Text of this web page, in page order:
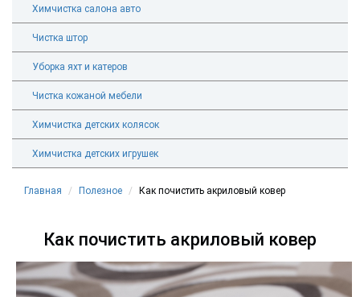
Химчистка салона авто
Чистка штор
Уборка яхт и катеров
Чистка кожаной мебели
Химчистка детских колясок
Химчистка детских игрушек
Главная Полезное Как почистить акриловый ковер
Как почистить акриловый ковер